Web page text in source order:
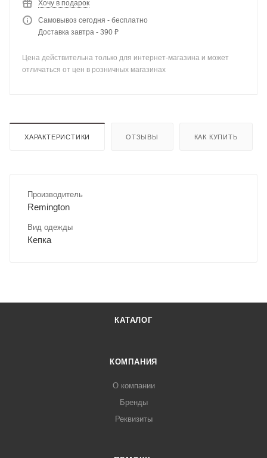
Хочу в подарок
Самовывоз сегодня - бесплатно
Доставка завтра - 390 ₽
Цена действительна только для интернет-магазина и может
отличаться от цен в розничных магазинах
ХАРАКТЕРИСТИКИ ОТЗЫВЫ КАК КУПИТЬ
Производитель
Remington
Вид одежды
Кепка
КАТАЛОГ
КОМПАНИЯ
О компании
Бренды
Реквизиты